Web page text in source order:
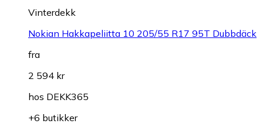
Vinterdekk
Nokian Hakkapeliitta 10 205/55 R17 95T Dubbdäck
fra
2 594 kr
hos DEKK365
+6 butikker